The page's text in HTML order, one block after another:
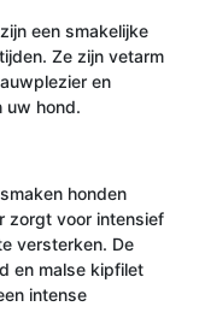
een smakelijke
Ze zijn vetarm
en
uw hond.
honden
zorgt voor intensief
versterken. De
en malse kipfilet
intense